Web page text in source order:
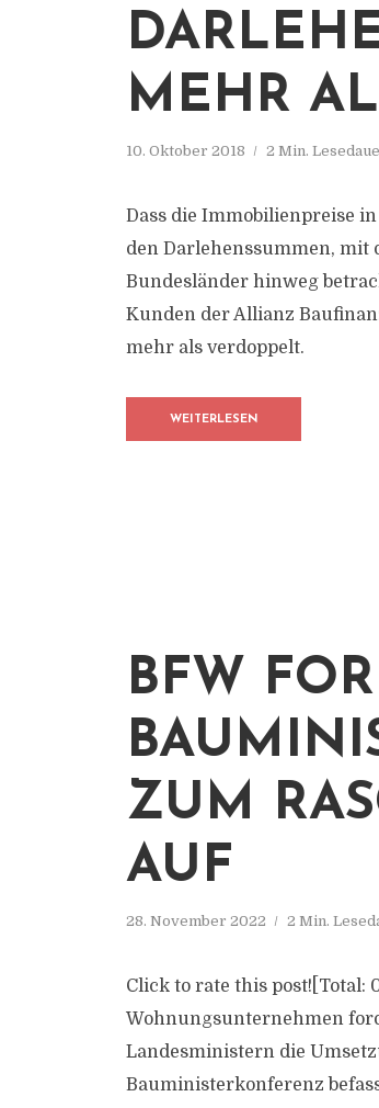
MEHR
10. Oktober 2018 2 Min.
Dass die Immobilienpreise
den Darlehenssummen, mit
Bundesländer hinweg
Kunden der Allianz
mehr als verdoppelt.
WEITERLESEN
BFW
ZUM
AUF
28. November 2022 2 Min.
Click to rate this post![Total:
Wohnungsunternehmen
Landesministern die
Bauministerkonferenz